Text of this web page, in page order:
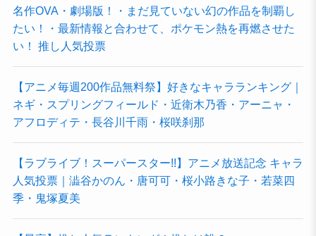
名作OVA・劇場版！・まだ見ていない幻の作品を制覇し
たい！・最新情報と合わせて、ポケモン熱を再燃させた
い！ 推し人気投票
【アニメ毎週200作品無料祭】好きなキャラランキング｜
ネギ・スプリングフィールド・近衛木乃香・アーニャ・
アフロディテ・長谷川千雨・桜咲刹那
【ラブライブ！スーパースター!!】アニメ放送記念 キャラ
人気投票｜澁谷かのん・唐可可・桜小路きな子・若菜四
季・鬼塚夏美